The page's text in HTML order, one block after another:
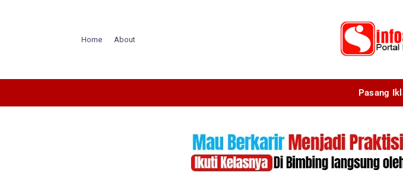
Home About
Pasang